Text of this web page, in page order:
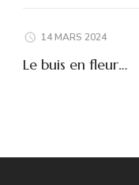
14 MARS 2024
Le buis en fleur…